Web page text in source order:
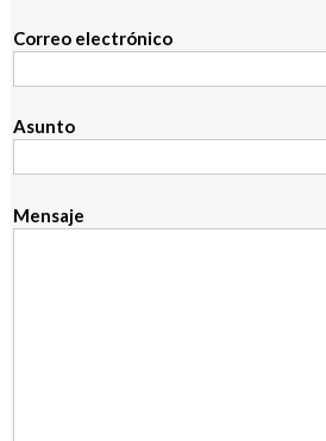
Correo electrónico
Asunto
Mensaje